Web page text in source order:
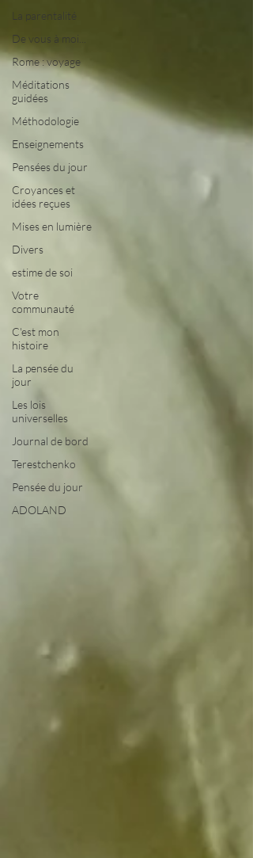
La parentalité
De vous à moi...
Rome : voyage
Méditations
guidées
Méthodologie
Enseignements
Pensées du jour
Croyances et
idées reçues
Mises en lumière
Divers
estime de soi
Votre
communauté
C'est mon
histoire
La pensée du
jour
Les lois
universelles
Journal de bord
Terestchenko
Pensée du jour
ADOLAND